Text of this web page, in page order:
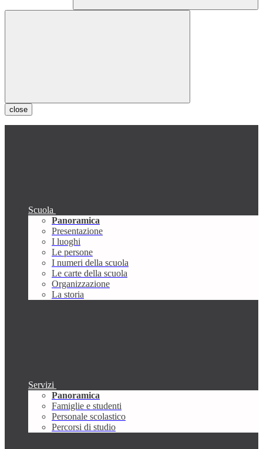
close
Scuola
Panoramica
Presentazione
I luoghi
Le persone
I numeri della scuola
Le carte della scuola
Organizzazione
La storia
Servizi
Panoramica
Famiglie e studenti
Personale scolastico
Percorsi di studio